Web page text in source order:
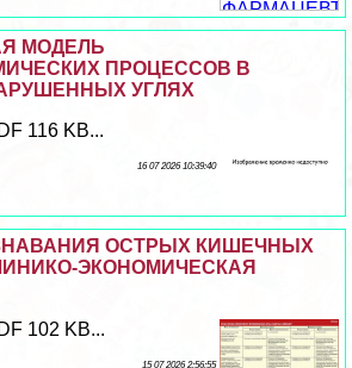
МОДЕЛЬ
ПРОЦЕССОВ В
УГЛЯХ
116 KB...
16 07 2026 10:39:40
ОСТРЫХ КИШЕЧНЫХ
ЭКОНОМИЧЕСКАЯ
102 KB...
15 07 2026 2:56:55